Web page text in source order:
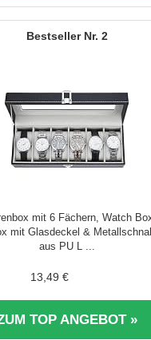
2
mit 6 Fächern, Watch
mit Glasdeckel &
aus PU L ...
13,49 €
TOP ANGEBOT »